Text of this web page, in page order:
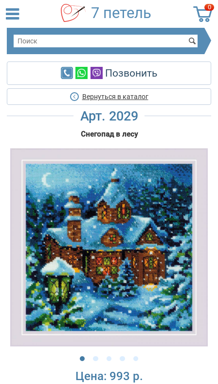
0
7 петель
Позвонить
Вернуться в каталог
Арт. 2029
Снегопад в лесу
Цена: 993 р.